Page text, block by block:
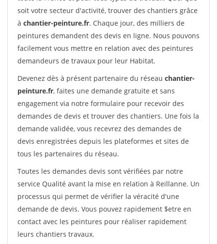
soit votre secteur d'activité, trouver des chantiers grâce
à chantier-peinture.fr. Chaque jour, des milliers de
peintures demandent des devis en ligne. Nous pouvons
facilement vous mettre en relation avec des peintures
demandeurs de travaux pour leur Habitat.
Devenez dès à présent partenaire du réseau chantier-
peinture.fr, faites une demande gratuite et sans
engagement via notre formulaire pour recevoir des
demandes de devis et trouver des chantiers. Une fois la
demande validée, vous recevrez des demandes de
devis enregistrées depuis les plateformes et sites de
tous les partenaires du réseau.
Toutes les demandes devis sont vérifiées par notre
service Qualité avant la mise en relation à Reillanne. Un
processus qui permet de vérifier la véracité d'une
demande de devis. Vous pouvez rapidement $etre en
contact avec les peintures pour réaliser rapidement
leurs chantiers travaux.